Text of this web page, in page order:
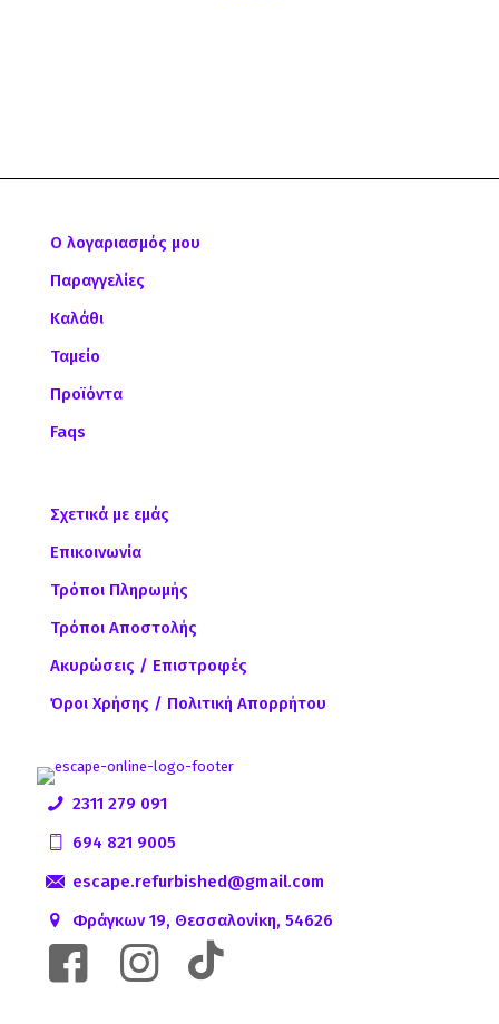
Ο λογαριασμός μου
Παραγγελίες
Καλάθι
Ταμείο
Προϊόντα
Faqs
Σχετικά με εμάς
Επικοινωνία
Τρόποι Πληρωμής
Τρόποι Αποστολής
Ακυρώσεις / Επιστροφές
Όροι Χρήσης / Πολιτική Απορρήτου
2311 279 091
694 821 9005
escape.refurbished@gmail.com
Φράγκων 19, Θεσσαλονίκη, 54626